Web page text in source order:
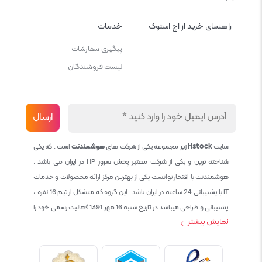
راهنمای خرید از اچ استوک خدمات
پیگیری سفارشات
لیست فروشندگان
سایتHstockزیر مجموعه یکی از شرکت هایهوشمندنتاست . که یکی
شناخته ترین و یکی از شرکت معتبر پخش سرور HP در ایران می باشد .
هوشمندنت با افتخار توانست یکی از بهترین مرکز ارائه محصولات و خدمات
IT با پشتیبانی 24 ساعته در ایران باشد . این گروه که متشکل از تیم 16 نفره ،
پشتیبانی و طراحی میباشد در تاریخ شنبه 16 مهر 1391 فعالیت رسمی خود را
بوده و هست و تمام تلاش ما خدماتی کامل و بدون عیب به تمام مشتریان
نمایش بیشتر